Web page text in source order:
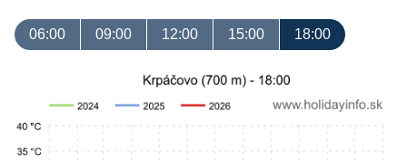
06:00 09:00 12:00 15:00 18:00